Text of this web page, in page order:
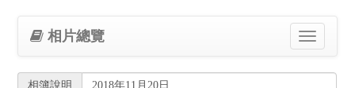
Toggle
navigation
相片總覽
相簿說明 2018年11月20日